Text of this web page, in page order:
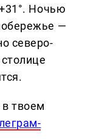
Ночью
—
северо-
твоем